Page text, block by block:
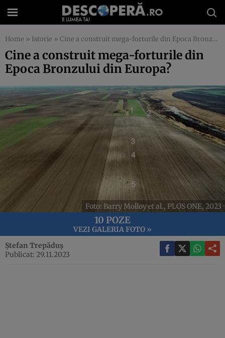
Home » Istorie » Cine a construit mega-forturile din Epoca Bronzului din Europa?
Cine a construit mega-forturile din
Epoca Bronzului din Europa?
Foto: Barry Molloy et al., PLOS ONE, 2023
10 POZE
VEZI GALERIA FOTO »
Ștefan Trepăduș
Publicat: 29.11.2023